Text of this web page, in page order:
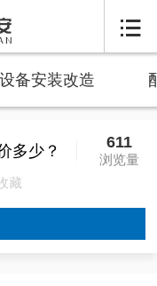

备安装改造
多少？ 611
浏览量
藏